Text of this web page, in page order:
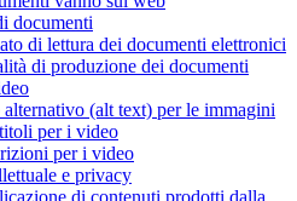
documenti
di lettura dei documenti elettronici
di produzione dei documenti
alternativo (alt text) per le immagini
per i video
per i video
e privacy
di contenuti prodotti dalla